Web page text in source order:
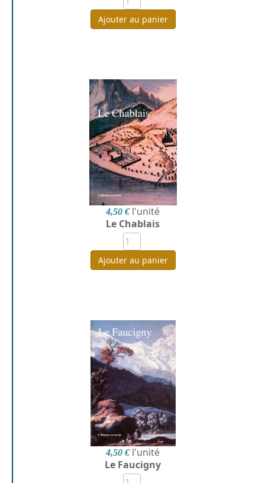
Ajouter au panier
4,50 € l'unité
Le Chablais
Ajouter au panier
4,50 € l'unité
Le Faucigny